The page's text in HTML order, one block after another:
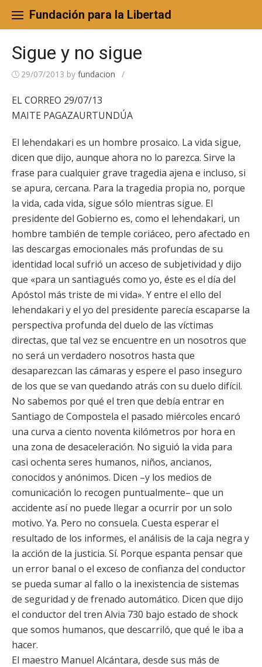
content
Fundación para la Libertad
Sigue y no sigue
29/07/2013 by fundacion /
EL CORREO 29/07/13
MAITE PAGAZAURTUNDÚA
El lehendakari es un hombre prosaico. La vida sigue,
dicen que dijo, aunque ahora no lo parezca. Sirve la
frase para cualquier grave tragedia ajena e incluso, si
se apura, cercana. Para la tragedia propia no, porque
la vida, cada vida, sigue sólo mientras sigue. El
presidente del Gobierno es, como el lehendakari, un
hombre también de temple coriáceo, pero afectado en
las descargas emocionales más profundas de su
identidad local sufrió un acceso de subjetividad y dijo
que «para un santiagués como yo, éste es el día del
Apóstol más triste de mi vida». Y entre el ello del
lehendakari y el yo del presidente parecía escaparse la
perspectiva profunda del duelo de las víctimas
directas, que tal vez se encuentre en un nosotros que
no será un verdadero nosotros hasta que
desaparezcan las cámaras y espere el paso inseguro
de los que se van quedando atrás con su duelo difícil.
No sabemos por qué el tren que debía entrar en
Santiago de Compostela el pasado miércoles encaró
una curva a ciento noventa kilómetros por hora en
una zona de desaceleración. No siguió la vida para
casi ochenta seres humanos, niños, ancianos,
conocidos y anónimos. Dicen –y los medios de
comunicación lo recogen puntualmente– que un
accidente así no puede llegar a ocurrir por un solo
motivo. Ya. Pero no consuela. Cuesta esperar el
resultado de los informes, el análisis de la caja negra y
la acción de la justicia. Sí. Porque espanta pensar que
un error banal o el exceso de confianza del conductor
se pueda sumar al fallo o la inexistencia de sistemas
de seguridad y de frenado automático. Dicen que dijo
el conductor del tren Alvia 730 bajo estado de shock
que somos humanos, que descarriló, que qué le iba a
hacer.
El maestro Manuel Alcántara, desde sus más de